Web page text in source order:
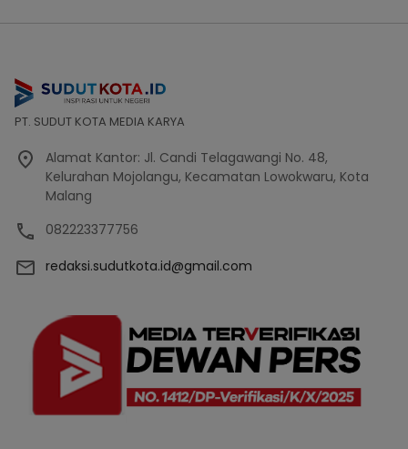
PT. SUDUT KOTA MEDIA KARYA
Alamat Kantor: Jl. Candi Telagawangi No. 48,
Kelurahan Mojolangu, Kecamatan Lowokwaru, Kota
Malang
082223377756
redaksi.sudutkota.id@gmail.com